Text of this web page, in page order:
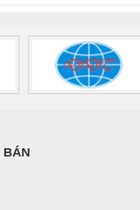
BÁN